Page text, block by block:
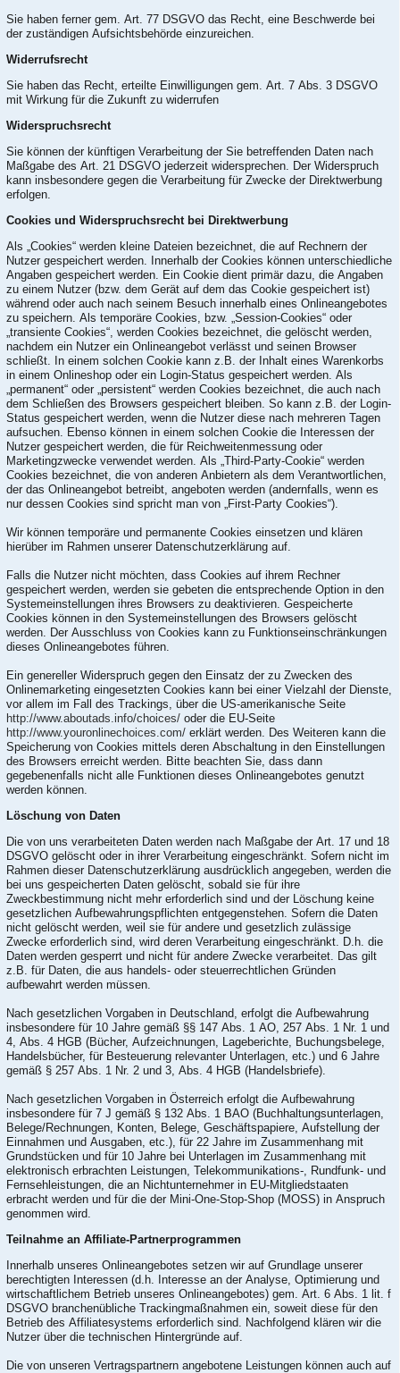
Sie haben ferner gem. Art. 77 DSGVO das Recht, eine Beschwerde bei
der zuständigen Aufsichtsbehörde einzureichen.
Widerrufsrecht
Sie haben das Recht, erteilte Einwilligungen gem. Art. 7 Abs. 3 DSGVO
mit Wirkung für die Zukunft zu widerrufen
Widerspruchsrecht
Sie können der künftigen Verarbeitung der Sie betreffenden Daten nach
Maßgabe des Art. 21 DSGVO jederzeit widersprechen. Der Widerspruch
kann insbesondere gegen die Verarbeitung für Zwecke der Direktwerbung
erfolgen.
Cookies und Widerspruchsrecht bei Direktwerbung
Als „Cookies“ werden kleine Dateien bezeichnet, die auf Rechnern der
Nutzer gespeichert werden. Innerhalb der Cookies können unterschiedliche
Angaben gespeichert werden. Ein Cookie dient primär dazu, die Angaben
zu einem Nutzer (bzw. dem Gerät auf dem das Cookie gespeichert ist)
während oder auch nach seinem Besuch innerhalb eines Onlineangebotes
zu speichern. Als temporäre Cookies, bzw. „Session-Cookies“ oder
„transiente Cookies“, werden Cookies bezeichnet, die gelöscht werden,
nachdem ein Nutzer ein Onlineangebot verlässt und seinen Browser
schließt. In einem solchen Cookie kann z.B. der Inhalt eines Warenkorbs
in einem Onlineshop oder ein Login-Status gespeichert werden. Als
„permanent“ oder „persistent“ werden Cookies bezeichnet, die auch nach
dem Schließen des Browsers gespeichert bleiben. So kann z.B. der Login-
Status gespeichert werden, wenn die Nutzer diese nach mehreren Tagen
aufsuchen. Ebenso können in einem solchen Cookie die Interessen der
Nutzer gespeichert werden, die für Reichweitenmessung oder
Marketingzwecke verwendet werden. Als „Third-Party-Cookie“ werden
Cookies bezeichnet, die von anderen Anbietern als dem Verantwortlichen,
der das Onlineangebot betreibt, angeboten werden (andernfalls, wenn es
nur dessen Cookies sind spricht man von „First-Party Cookies“).
Wir können temporäre und permanente Cookies einsetzen und klären
hierüber im Rahmen unserer Datenschutzerklärung auf.
Falls die Nutzer nicht möchten, dass Cookies auf ihrem Rechner
gespeichert werden, werden sie gebeten die entsprechende Option in den
Systemeinstellungen ihres Browsers zu deaktivieren. Gespeicherte
Cookies können in den Systemeinstellungen des Browsers gelöscht
werden. Der Ausschluss von Cookies kann zu Funktionseinschränkungen
dieses Onlineangebotes führen.
Ein genereller Widerspruch gegen den Einsatz der zu Zwecken des
Onlinemarketing eingesetzten Cookies kann bei einer Vielzahl der Dienste,
vor allem im Fall des Trackings, über die US-amerikanische Seite
http://www.aboutads.info/choices/ oder die EU-Seite
http://www.youronlinechoices.com/ erklärt werden. Des Weiteren kann die
Speicherung von Cookies mittels deren Abschaltung in den Einstellungen
des Browsers erreicht werden. Bitte beachten Sie, dass dann
gegebenenfalls nicht alle Funktionen dieses Onlineangebotes genutzt
werden können.
Löschung von Daten
Die von uns verarbeiteten Daten werden nach Maßgabe der Art. 17 und 18
DSGVO gelöscht oder in ihrer Verarbeitung eingeschränkt. Sofern nicht im
Rahmen dieser Datenschutzerklärung ausdrücklich angegeben, werden die
bei uns gespeicherten Daten gelöscht, sobald sie für ihre
Zweckbestimmung nicht mehr erforderlich sind und der Löschung keine
gesetzlichen Aufbewahrungspflichten entgegenstehen. Sofern die Daten
nicht gelöscht werden, weil sie für andere und gesetzlich zulässige
Zwecke erforderlich sind, wird deren Verarbeitung eingeschränkt. D.h. die
Daten werden gesperrt und nicht für andere Zwecke verarbeitet. Das gilt
z.B. für Daten, die aus handels- oder steuerrechtlichen Gründen
aufbewahrt werden müssen.
Nach gesetzlichen Vorgaben in Deutschland, erfolgt die Aufbewahrung
insbesondere für 10 Jahre gemäß §§ 147 Abs. 1 AO, 257 Abs. 1 Nr. 1 und
4, Abs. 4 HGB (Bücher, Aufzeichnungen, Lageberichte, Buchungsbelege,
Handelsbücher, für Besteuerung relevanter Unterlagen, etc.) und 6 Jahre
gemäß § 257 Abs. 1 Nr. 2 und 3, Abs. 4 HGB (Handelsbriefe).
Nach gesetzlichen Vorgaben in Österreich erfolgt die Aufbewahrung
insbesondere für 7 J gemäß § 132 Abs. 1 BAO (Buchhaltungsunterlagen,
Belege/Rechnungen, Konten, Belege, Geschäftspapiere, Aufstellung der
Einnahmen und Ausgaben, etc.), für 22 Jahre im Zusammenhang mit
Grundstücken und für 10 Jahre bei Unterlagen im Zusammenhang mit
elektronisch erbrachten Leistungen, Telekommunikations-, Rundfunk- und
Fernsehleistungen, die an Nichtunternehmer in EU-Mitgliedstaaten
erbracht werden und für die der Mini-One-Stop-Shop (MOSS) in Anspruch
genommen wird.
Teilnahme an Affiliate-Partnerprogrammen
Innerhalb unseres Onlineangebotes setzen wir auf Grundlage unserer
berechtigten Interessen (d.h. Interesse an der Analyse, Optimierung und
wirtschaftlichem Betrieb unseres Onlineangebotes) gem. Art. 6 Abs. 1 lit. f
DSGVO branchenübliche Trackingmaßnahmen ein, soweit diese für den
Betrieb des Affiliatesystems erforderlich sind. Nachfolgend klären wir die
Nutzer über die technischen Hintergründe auf.
Die von unseren Vertragspartnern angebotene Leistungen können auch auf